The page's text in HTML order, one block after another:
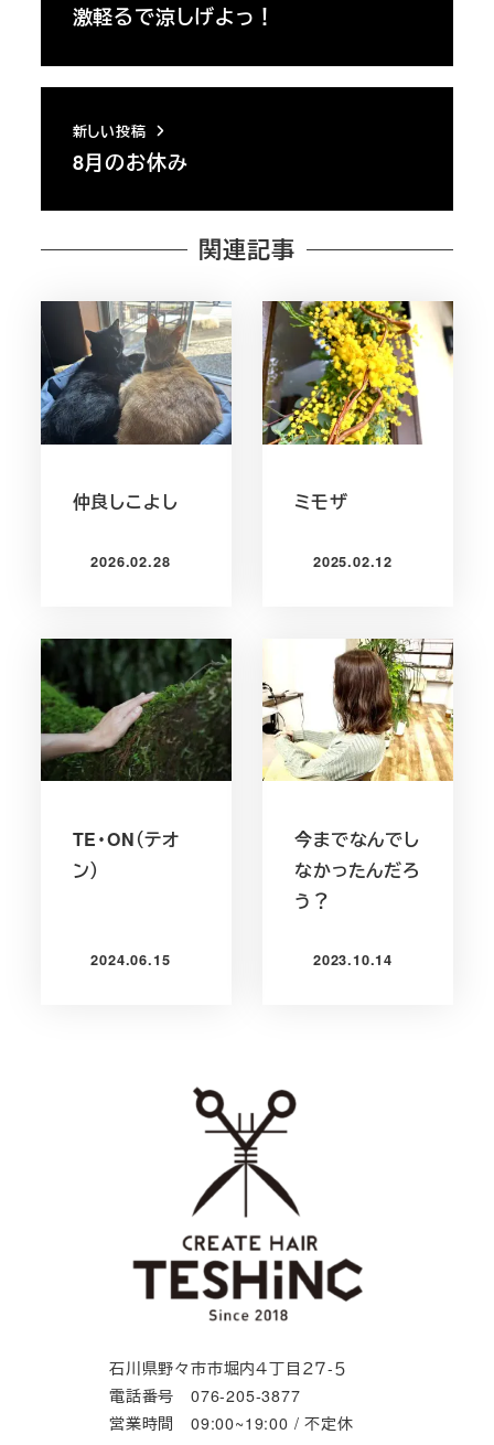
激軽るで涼しげよっ！
新しい投稿
8月のお休み
関連記事
仲良しこよし
投稿日
2026.02.28
ミモザ
投稿日
2025.02.12
TE・ON（テオ
ン）
投稿日
2024.06.15
今までなんでし
なかったんだろ
う？
投稿日
2023.10.14
石川県野々市市堀内４丁目２７-５
電話番号 076-205-3877
営業時間 09:00~19:00 / 不定休